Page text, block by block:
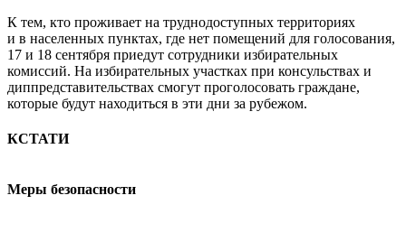
К тем, кто проживает на трудно­доступных территориях
и в населенных пунктах, где нет помещений для голосования,
17 и 18 сентября приедут сотрудники избирательных
комиссий. На избирательных участках при консульствах и
диппредставительствах смогут проголосовать граждане,
которые будут находиться в эти дни за рубежом.
КСТАТИ
Меры безопасности